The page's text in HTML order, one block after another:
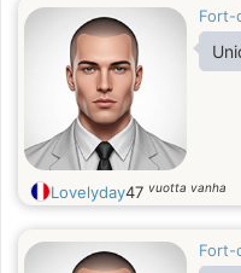
Fort-
Lovelyday47 vuotta vanha
Fort-